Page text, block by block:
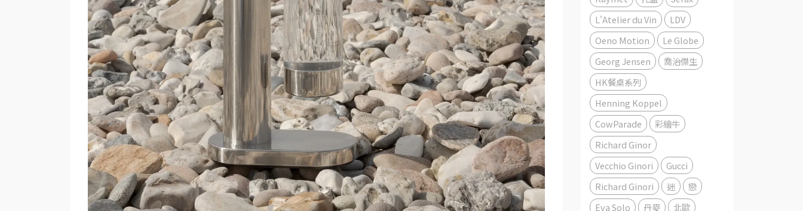
L'Atelier du Vin
LDV
Oeno Motion
Le Globe
Georg Jensen
喬治傑生
HK餐桌系列
Henning Koppel
CowParade
彩繪牛
Richard Ginor
Vecchio Ginori
Gucci
Richard Ginori
迷
戀
Eva Solo
丹麥 北歐